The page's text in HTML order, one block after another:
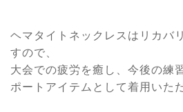
ヘマタイトネックレスはリカバ
すので、
大会での疲労を癒し、今後の練
ポートアイテムとして着用いた